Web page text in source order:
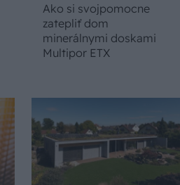
Ako si svojpomocne
zatepliť dom
minerálnymi doskami
Multipor ETX